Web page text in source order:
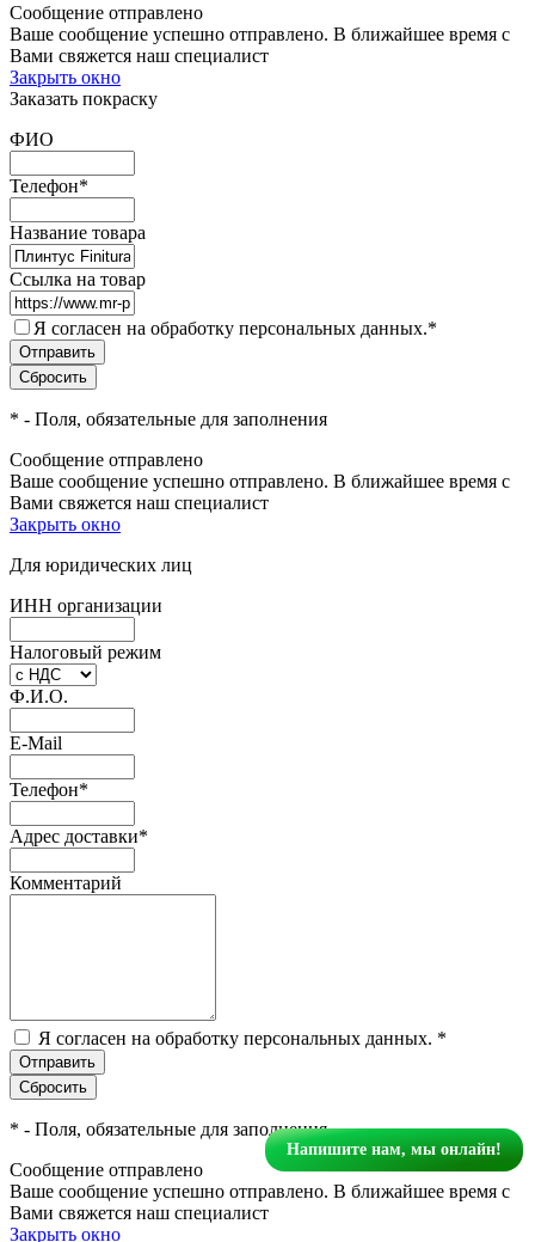
Сообщение отправлено
Ваше сообщение успешно отправлено. В ближайшее время с
Вами свяжется наш специалист
Закрыть окно
Заказать покраску
ФИО
Телефон*
Название товара
Ссылка на товар
Я согласен на обработку персональных данных.*
* - Поля, обязательные для заполнения
Сообщение отправлено
Ваше сообщение успешно отправлено. В ближайшее время с
Вами свяжется наш специалист
Закрыть окно
Для юридических лиц
ИНН организации
Налоговый режим
Ф.И.О.
E-Mail
Телефон*
Адрес доставки*
Комментарий
Я согласен на обработку персональных данных. *
* - Поля, обязательные для заполнения
Сообщение отправлено
Ваше сообщение успешно отправлено. В ближайшее время с
Вами свяжется наш специалист
Закрыть окно
Напишите нам, мы онлайн!